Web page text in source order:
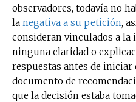
observadores, todavía no
la negativa a su petición,
consideran vinculados a la
ninguna claridad o
respuestas antes de iniciar
documento de
que la decisión estaba